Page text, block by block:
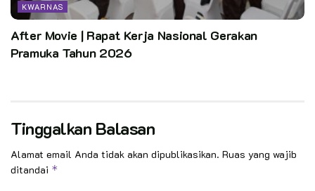
KWARNAS
After Movie | Rapat Kerja Nasional Gerakan
Pramuka Tahun 2026
Tinggalkan Balasan
Alamat email Anda tidak akan dipublikasikan. Ruas yang wajib
ditandai *